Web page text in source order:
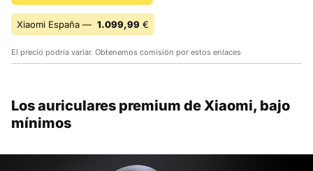
Xiaomi España — 1.099,99 €
El precio podría variar. Obtenemos comisión por estos enlaces
Los auriculares premium de Xiaomi, bajo
mínimos